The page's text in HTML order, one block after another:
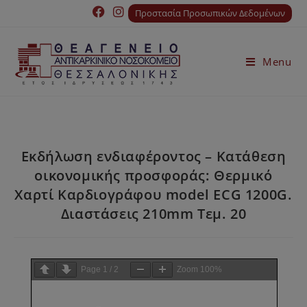
Προστασία Προσωπικών Δεδομένων
Menu
Εκδήλωση ενδιαφέροντος – Κατάθεση
οικονομικής προσφοράς: Θερμικό
Χαρτί Καρδιογράφου model ECG 1200G.
Διαστάσεις 210mm Τεμ. 20
Page 1 / 2 Zoom 100%